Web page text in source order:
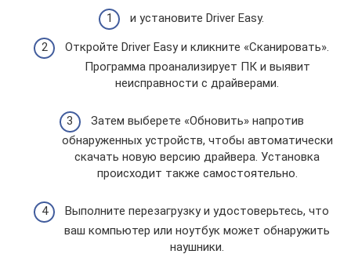
и установите Driver Easy.
Откройте Driver Easy и кликните «Сканировать».
Программа проанализирует ПК и выявит
неисправности с драйверами.
Затем выберете «Обновить» напротив
обнаруженных устройств, чтобы автоматически
скачать новую версию драйвера. Установка
происходит также самостоятельно.
Выполните перезагрузку и удостоверьтесь, что
ваш компьютер или ноутбук может обнаружить
наушники.